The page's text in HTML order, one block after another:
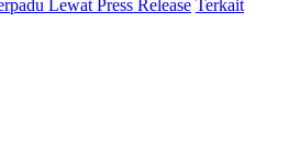
Lewat Press Release Terkait